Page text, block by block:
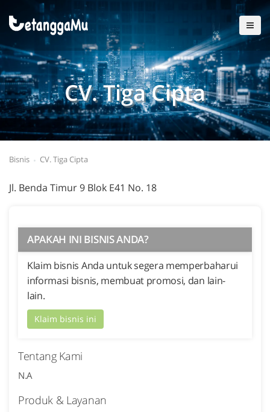
CV. Tiga Cipta
Bisnis CV. Tiga Cipta
Jl. Benda Timur 9 Blok E41 No. 18
APAKAH INI BISNIS ANDA?
Klaim bisnis Anda untuk segera memperbaharui
informasi bisnis, membuat promosi, dan lain-
lain.
Klaim bisnis ini
Tentang Kami
N.A
Produk & Layanan